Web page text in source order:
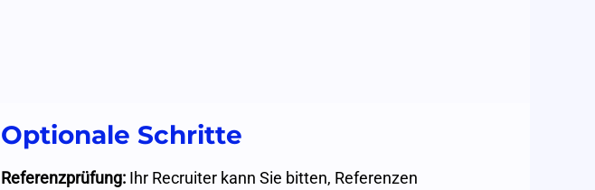
Optionale Schritte
Referenzprüfung: Ihr Recruiter kann Sie bitten, Referenzen